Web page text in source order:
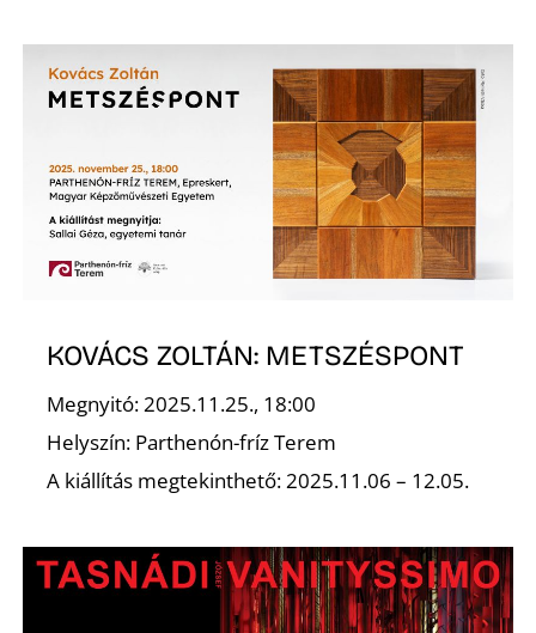
KOVÁCS ZOLTÁN: METSZÉSPONT
Megnyitó: 2025.11.25., 18:00
Helyszín: Parthenón-fríz Terem
A kiállítás megtekinthető: 2025.11.06 – 12.05.